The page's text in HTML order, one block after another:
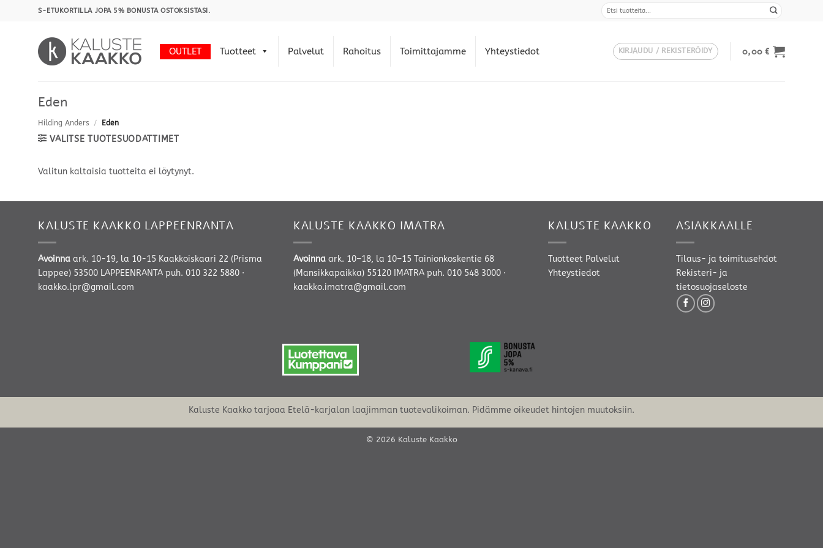
S-ETUKORTILLA JOPA 5% BONUSTA OSTOKSISTASI.
OUTLET Tuotteet Palvelut Rahoitus Toimittajamme Yhteystiedot KIRJAUDU / REKISTERÖIDY 0,00€
Eden
Hilding Anders / Eden
VALITSE TUOTESUODATTIMET
Valitun kaltaisia tuotteita ei löytynyt.
KALUSTE KAAKKO LAPPEENRANTA
Avoinna ark. 10-19, la 10-15 Kaakkoiskaari 22 (Prisma
Lappee) 53500 LAPPEENRANTA puh. 010 322 5880 ·
kaakko.lpr@gmail.com
KALUSTE KAAKKO IMATRA
Avoinnaark. 10–18, la 10–15 Tainionkoskentie 68
(Mansikkapaikka) 55120 IMATRA puh. 010 548 3000·
kaakko.imatra@gmail.com
KALUSTE KAAKKO
Tuotteet Palvelut
Yhteystiedot
ASIAKKAALLE
Tilaus- ja toimitusehdot
Rekisteri- ja
tietosuojaseloste
Kaluste Kaakko tarjoaa Etelä-karjalan laajimman tuotevalikoiman. Pidämme oikeudet hintojen muutoksiin.
© 2026 Kaluste Kaakko